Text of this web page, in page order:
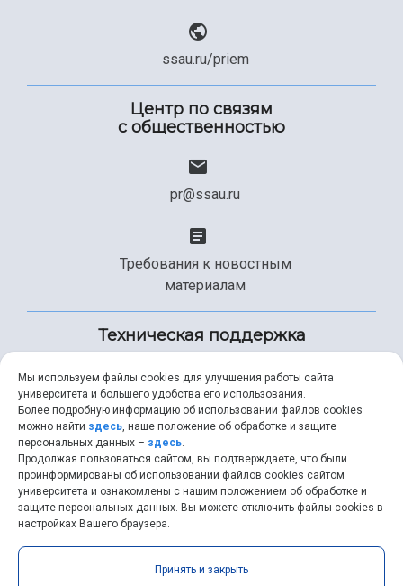
ssau.ru/priem
Центр по связям
с общественностью
pr@ssau.ru
Требования к новостным
материалам
Техническая поддержка
+7 (846) 267-49-99
help@ssau.ru
Самарский университет © 2026 |ssau.ru
Мы используем файлы cookies для улучшения работы сайта
университета и большего удобства его использования.
Более подробную информацию об использовании файлов cookies
можно найти здесь, наше положение об обработке и защите
персональных данных – здесь.
Продолжая пользоваться сайтом, вы подтверждаете, что были
проинформированы об использовании файлов cookies сайтом
университета и ознакомлены с нашим положением об обработке и
защите персональных данных. Вы можете отключить файлы cookies в
настройках Вашего браузера.
Принять и закрыть